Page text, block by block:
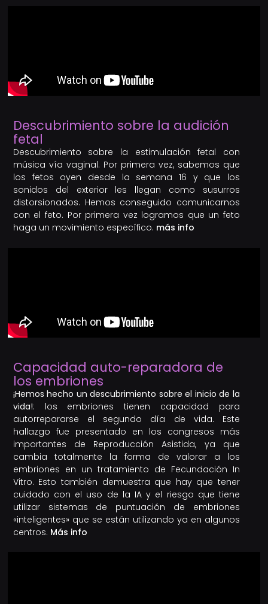
Descubrimiento sobre la audición
fetal
Descubrimiento sobre la estimulación fetal con
música vía vaginal. Por primera vez, sabemos que
los fetos oyen desde la semana 16 y que los
sonidos del exterior les llegan como susurros
distorsionados. Hemos conseguido comunicarnos
con el feto. Por primera vez logramos que un feto
haga un movimiento específico. más info
Capacidad auto-reparadora de
los embriones
¡Hemos hecho un descubrimiento sobre el inicio de la
vida!: los embriones tienen capacidad para
autorrepararse el segundo día de vida. Este
hallazgo fue presentado en los congresos más
importantes de Reproducción Asistida, ya que
cambia totalmente la forma de valorar a los
embriones en un tratamiento de Fecundación In
Vitro. Esto también demuestra que hay que tener
cuidado con el uso de la IA y el riesgo que tiene
utilizar sistemas de puntuación de embriones
«inteligentes» que se están utilizando ya en algunos
centros. Más info